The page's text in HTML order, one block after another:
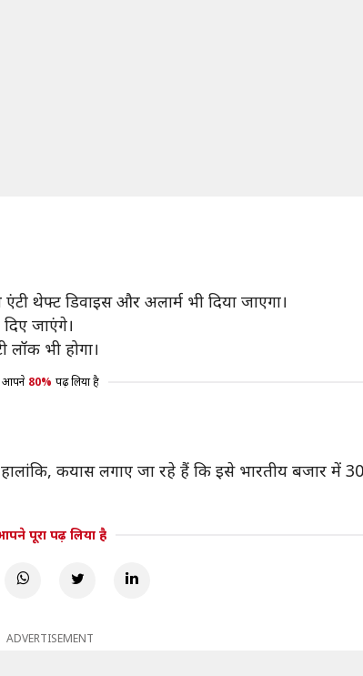
थेफ्ट डिवाइस और अलार्म भी दिया जाएगा।
जाएंगे।
भी होगा।
आपने 80% पढ़ लिया है
कयास लगाए जा रहे हैं कि इसे भारतीय बजार
पूरा पढ़ लिया है
ADVERTISEMENT